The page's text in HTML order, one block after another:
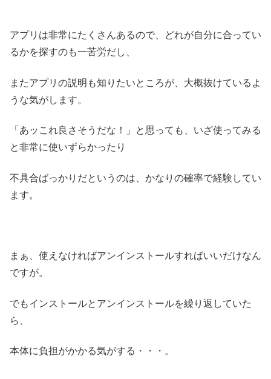
アプリは非常にたくさんあるので、どれが自分に合ってい
るかを探すのも一苦労だし、
またアプリの説明も知りたいところが、大概抜けているよ
うな気がします。
「あッこれ良さそうだな！」と思っても、いざ使ってみる
と非常に使いずらかったり
不具合ばっかりだというのは、かなりの確率で経験してい
ます。
まぁ、使えなければアンインストールすればいいだけなん
ですが。
でもインストールとアンインストールを繰り返していた
ら、
本体に負担がかかる気がする・・・。